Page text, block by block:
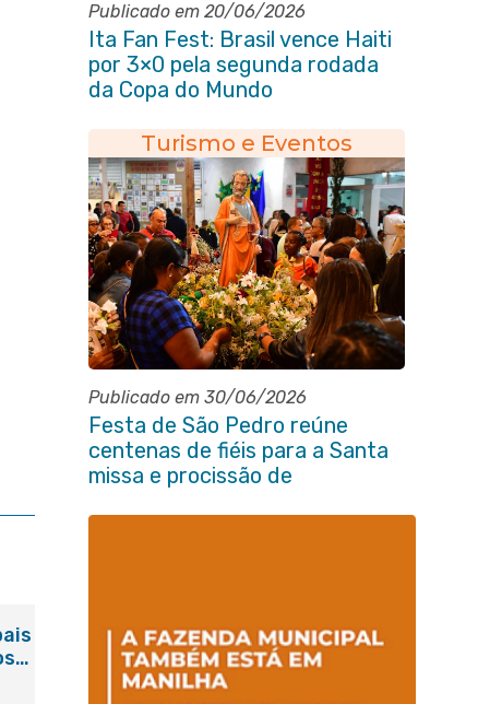
Publicado em 20/06/2026
Ita Fan Fest: Brasil vence Haiti
por 3×0 pela segunda rodada
da Copa do Mundo
Turismo e Eventos
Publicado em 30/06/2026
Festa de São Pedro reúne
centenas de fiéis para a Santa
missa e procissão de